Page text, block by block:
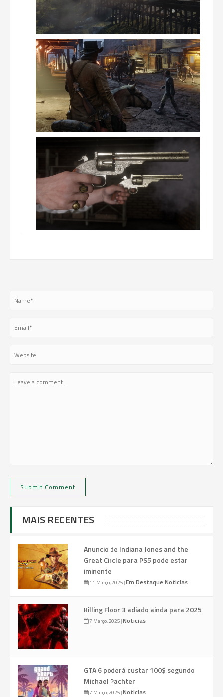
MAIS RECENTES
Anuncio de Indiana Jones and the
Great Circle para PS5 pode estar
iminente
11 Março, 2025|Em Destaque Noticias
Killing Floor 3 adiado ainda para 2025
7 Março, 2025|Noticias
GTA 6 poderá custar 100$ segundo
Michael Pachter
7 Março, 2025|Noticias